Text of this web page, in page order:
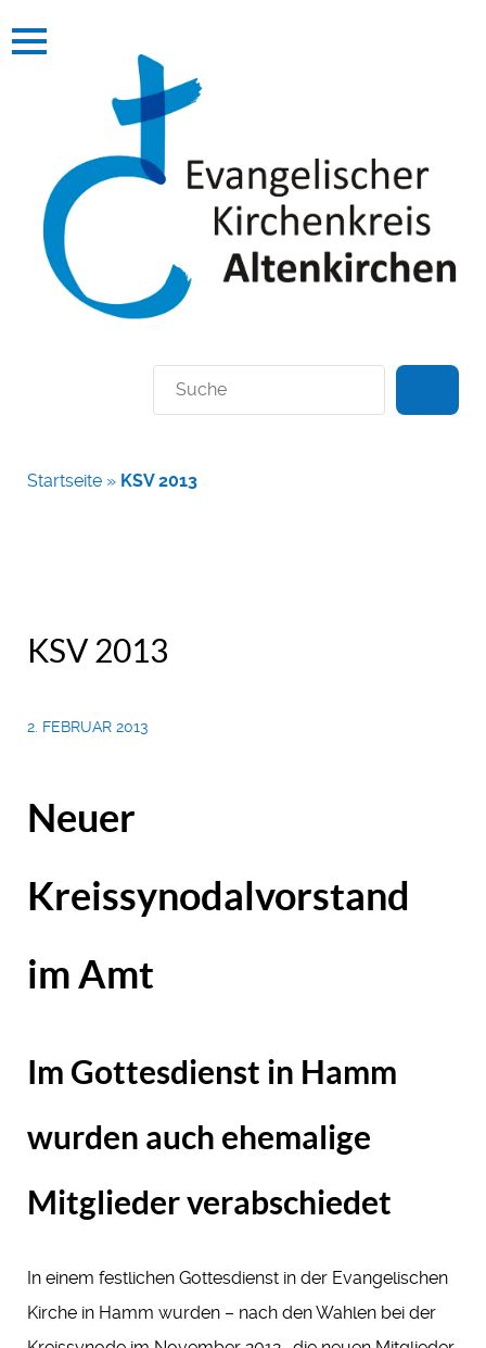
Suchen
Startseite » KSV 2013
KSV 2013
2. FEBRUAR 2013
Neuer
Kreissynodalvorstand
im Amt
Im Gottesdienst in Hamm
wurden auch ehemalige
Mitglieder verabschiedet
In einem festlichen Gottesdienst in der Evangelischen
Kirche in Hamm wurden – nach den Wahlen bei der